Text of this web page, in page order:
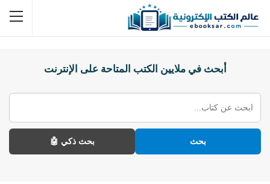
أبحث في ملايين الكتب المتاحة على الإنترنت
بحث بحث ذكي 🤖